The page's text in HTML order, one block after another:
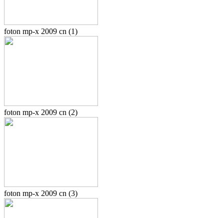
foton mp-x 2009 cn (1)
foton mp-x 2009 cn (2)
foton mp-x 2009 cn (3)